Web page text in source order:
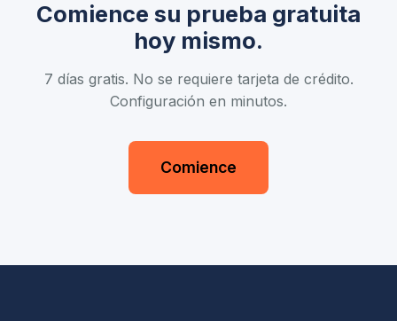
Cada usuario puede configurar su idioma de forma
independiente.
Comience su prueba gratuita
hoy mismo.
7 días gratis. No se requiere tarjeta de crédito.
Configuración en minutos.
Comience